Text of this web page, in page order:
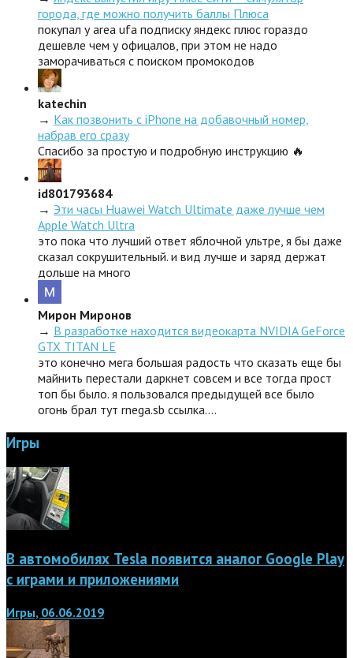
города, где можно получить баллы Плюса
покупал у area ufa подписку яндекс плюс гораздо
дешевле чем у офицалов, при этом не надо
заморачиваться с поиском промокодов
katechin
→ Как позвонить с iPhone на добавочный номер,
набрав его сразу
Спасибо за простую и подробную инструкцию 🔥
id801793684
→ Эти часы Huawei Watch Ultimate даже лучше чем
Apple Watch Ultra
это пока что лучший ответ яблочной ультре, я бы даже
сказал сокрушительный. и вид лучше и заряд держат
дольше на много
Мирон Миронов
→ В разработке находится видеокарта NVIDIA GeForce
GTX TITAN LE
это конечно мега большая радость что сказать еще бы
майнить перестали даркнет совсем и все тогда прост
топ бы было. я пользовался предыдущей все было
огонь брал тут rnega.sb ссылка.…
Игры
В автомобилях Tesla появится аналог Google Play
с играми и приложениями
Игры, 06.06.2019